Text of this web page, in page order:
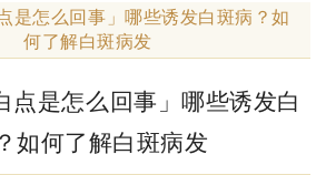
是怎么回事」哪些诱发白斑病？如
何了解白斑病发